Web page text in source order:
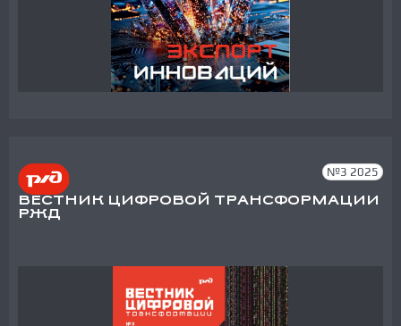
№3 2025
ВЕСТНИК ЦИФРОВОЙ ТРАНСФОРМАЦИИ
РЖД